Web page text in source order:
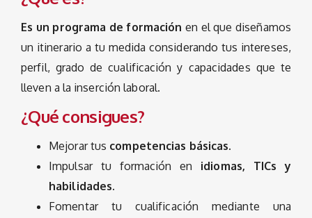
Es un programa de formación en el que diseñamos
un itinerario a tu medida considerando tus intereses,
perfil, grado de cualificación y capacidades que te
lleven a la inserción laboral.
¿Qué consigues?
Mejorar tus competencias básicas.
Impulsar tu formación en idiomas, TICs y
habilidades.
Fomentar tu cualificación mediante una